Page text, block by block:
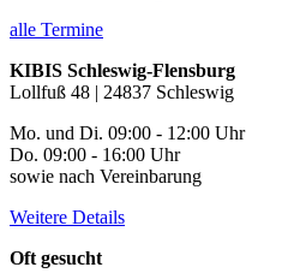
alle Termine
KIBIS Schleswig-Flensburg
Lollfuß 48 | 24837 Schleswig
Mo. und Di. 09:00 - 12:00 Uhr
Do. 09:00 - 16:00 Uhr
sowie nach Vereinbarung
Weitere Details
Oft gesucht